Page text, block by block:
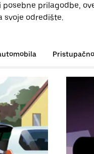
prilagodbe,
svoje odredište.